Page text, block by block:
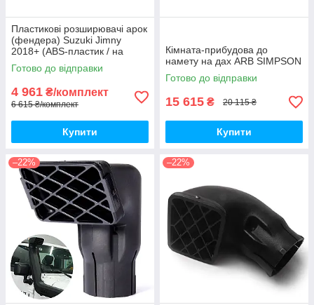
Пластикові розширювачі арок
(фендера) Suzuki Jimny
2018+ (ABS-пластик / на
скотчі 3М)
Готово до відправки
4 961 ₴/комплект
6 615 ₴/комплект
Купити
Кімната-прибудова до
намету на дах ARB SIMPSON
Готово до відправки
15 615 ₴ 20 115 ₴
Купити
–22% –22%